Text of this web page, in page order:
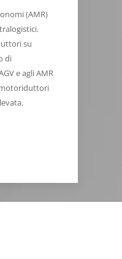
(AMR)
su
di
e agli AMR
motoriduttori